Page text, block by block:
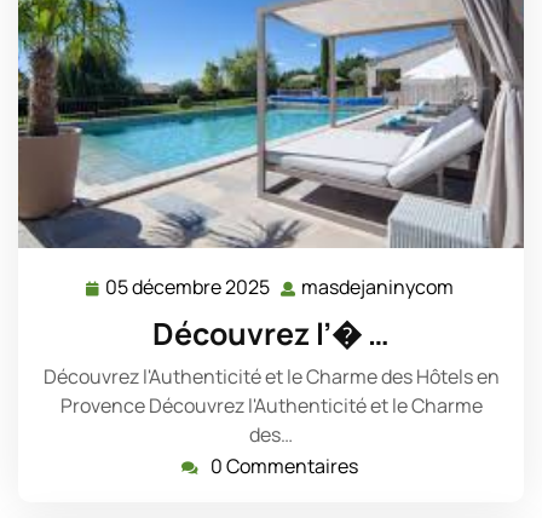
05 décembre 2025 05
décembre
2025
masdejaninycom
Découvrez l’� …
Découvrez l'Authenticité et le Charme des Hôtels en
Provence Découvrez l'Authenticité et le Charme
des…
0 Commentaires